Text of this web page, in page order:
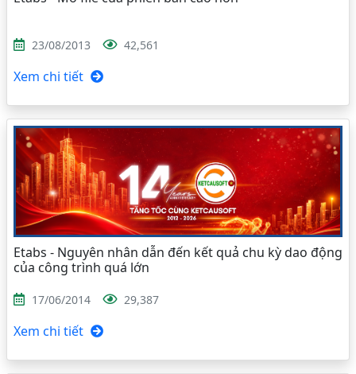
23/08/2013 42,561
Xem chi tiết
Etabs - Nguyên nhân dẫn đến kết quả chu kỳ dao động
của công trình quá lớn
17/06/2014 29,387
Xem chi tiết